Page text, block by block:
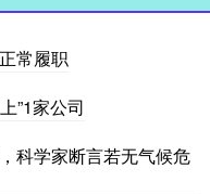
常履职
”1家公司
科学家断言若无气候危